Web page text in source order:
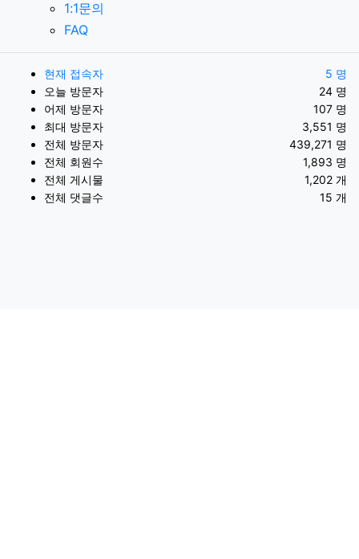
1:1문의
FAQ
현재 접속자
5 명
오늘 방문자
24 명
어제 방문자
107 명
최대 방문자
3,551 명
전체 방문자
439,271 명
전체 회원수
1,893 명
전체 게시물
1,202 개
전체 댓글수
15 개